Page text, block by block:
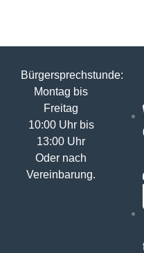
Bürgersprechstunde:
Montag bis
Freitag
10:00 Uhr bis
13:00 Uhr
Oder nach
Vereinbarung.